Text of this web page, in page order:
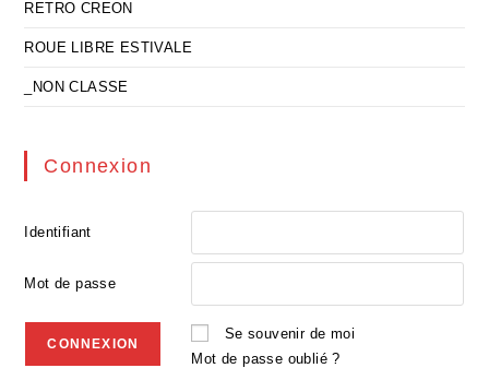
RETRO CREON
ROUE LIBRE ESTIVALE
_NON CLASSE
Connexion
Identifiant
Mot de passe
Se souvenir de moi
Mot de passe oublié ?